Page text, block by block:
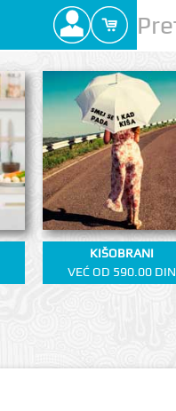
KIŠOBRANI
VEĆ OD 590.00 DIN